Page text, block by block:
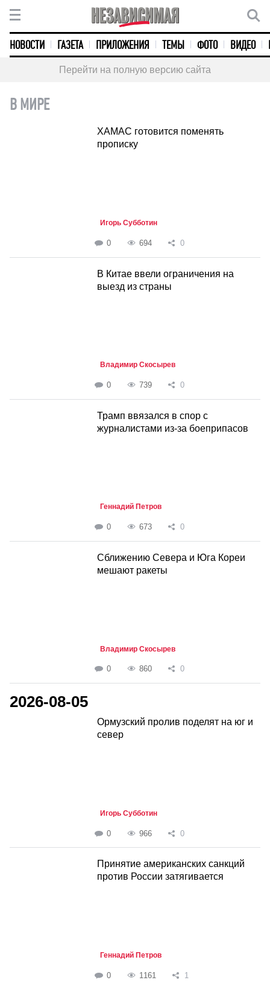
НОВОСТИ ГАЗЕТА ПРИЛОЖЕНИЯ ТЕМЫ ФОТО ВИДЕО
Перейти на полную версию сайта
В МИРЕ
ХАМАС готовится поменять
прописку
Игорь Субботин
0 694 0
В Китае ввели ограничения на
выезд из страны
Владимир Скосырев
0 739 0
Трамп ввязался в спор с
журналистами из-за боеприпасов
Геннадий Петров
0 673 0
Сближению Севера и Юга Кореи
мешают ракеты
Владимир Скосырев
0 860 0
2026-08-05
Ормузский пролив поделят на юг и
север
Игорь Субботин
0 966 0
Принятие американских санкций
против России затягивается
Геннадий Петров
0 1161 1